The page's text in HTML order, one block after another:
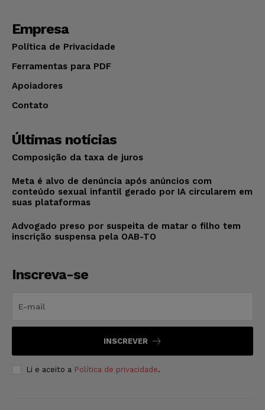
Empresa
Política de Privacidade
Ferramentas para PDF
Apoiadores
Contato
Últimas notícias
Composição da taxa de juros
Meta é alvo de denúncia após anúncios com
conteúdo sexual infantil gerado por IA circularem em
suas plataformas
Advogado preso por suspeita de matar o filho tem
inscrição suspensa pela OAB-TO
Inscreva-se
INSCREVER
Li e aceito a Política de privacidade.